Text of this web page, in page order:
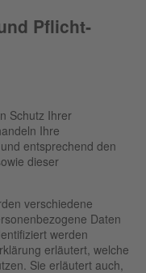
Pflicht­
Schutz Ihrer
Ihre
entsprechend den
dieser
verschiedene
Daten
werden
erläutert, welche
Sie erläutert auch,